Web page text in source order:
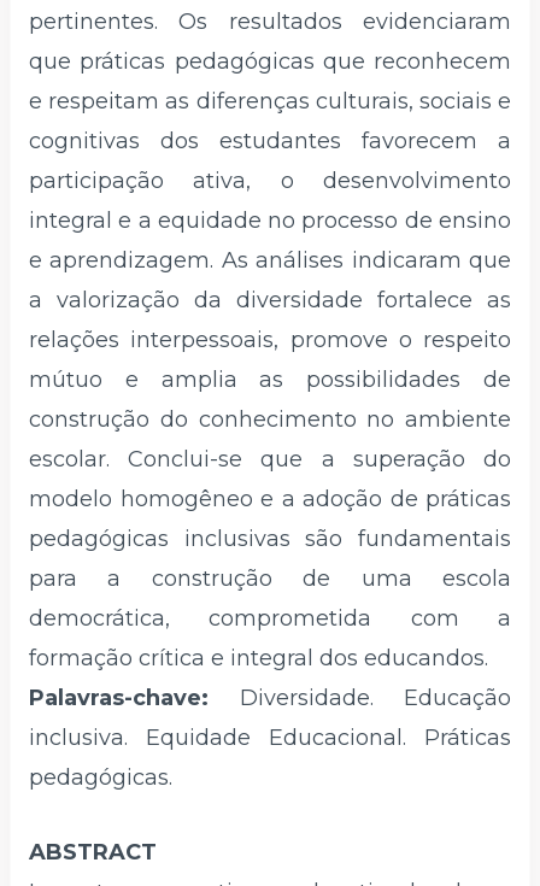
pertinentes. Os resultados evidenciaram
que práticas pedagógicas que reconhecem
e respeitam as diferenças culturais, sociais e
cognitivas dos estudantes favorecem a
participação ativa, o desenvolvimento
integral e a equidade no processo de ensino
e aprendizagem. As análises indicaram que
a valorização da diversidade fortalece as
relações interpessoais, promove o respeito
mútuo e amplia as possibilidades de
construção do conhecimento no ambiente
escolar. Conclui-se que a superação do
modelo homogêneo e a adoção de práticas
pedagógicas inclusivas são fundamentais
para a construção de uma escola
democrática, comprometida com a
formação crítica e integral dos educandos.
Palavras-chave: Diversidade. Educação
inclusiva. Equidade Educacional. Práticas
pedagógicas.
ABSTRACT